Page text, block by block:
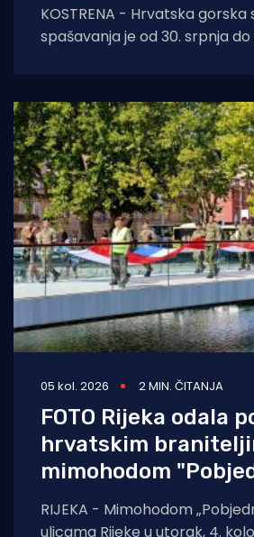
KOSTRENA - Hrvatska gorska
spašavanja je od 30. srpnja
05 kol. 2026 2 MIN. ČITANJA
FOTO Rijeka odala
hrvatskim
mimohodom
RIJEKA - Mimohodom
ulicama Rijeke u utorak, 4.